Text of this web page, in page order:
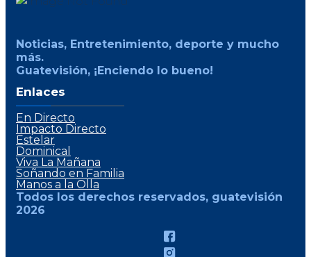
Noticias, Entretenimiento, deporte y mucho
más.
Guatevisión, ¡Enciendo lo bueno!
Enlaces
En Directo
Impacto Directo
Estelar
Dominical
Viva La Mañana
Soñando en Familia
Manos a la Olla
Todos los derechos reservados, guatevisión
2026